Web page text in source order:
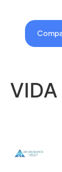
VIDA